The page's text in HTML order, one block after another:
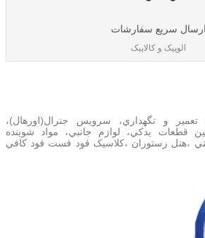
ارسال سریع سفارشات
الوپیک و کالاپیک
تعمير و نگهداري، سرویس جنرال(اورهال)،
قطعات يدکي، لوازم جانبي، مواد شوینده
،هتل رستوران ،کلاسیک فود فست فود کافي